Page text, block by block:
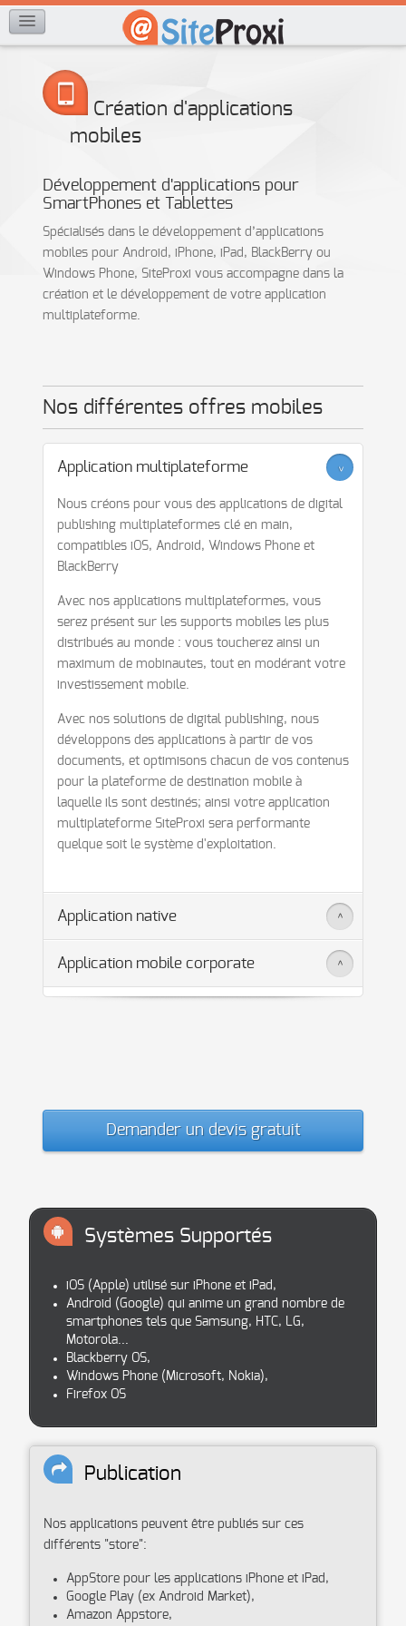
Création d'applications
mobiles
Développement d'applications pour
SmartPhones et Tablettes
Spécialisés dans le développement d’applications
mobiles pour Android, iPhone, iPad, BlackBerry ou
Windows Phone, SiteProxi vous accompagne dans la
création et le développement de votre application
multiplateforme.
Nos différentes offres mobiles
Application multiplateforme >
Nous créons pour vous des applications de digital
publishing multiplateformes clé en main,
compatibles iOS, Android, Windows Phone et
BlackBerry
Avec nos applications multiplateformes, vous
serez présent sur les supports mobiles les plus
distribués au monde : vous toucherez ainsi un
maximum de mobinautes, tout en modérant votre
investissement mobile.
Avec nos solutions de digital publishing, nous
développons des applications à partir de vos
documents, et optimisons chacun de vos contenus
pour la plateforme de destination mobile à
laquelle ils sont destinés; ainsi votre application
multiplateforme SiteProxi sera performante
quelque soit le système d'exploitation.
Application native >
Application mobile corporate >
Demander un devis gratuit
Systèmes Supportés
iOS (Apple) utilisé sur iPhone et iPad,
Android (Google) qui anime un grand nombre de
smartphones tels que Samsung, HTC, LG,
Motorola...
Blackberry OS,
Windows Phone (Microsoft, Nokia),
Firefox OS
Publication
Nos applications peuvent être publiés sur ces
différents "store":
AppStore pour les applications iPhone et iPad,
Google Play (ex Android Market),
Amazon Appstore,